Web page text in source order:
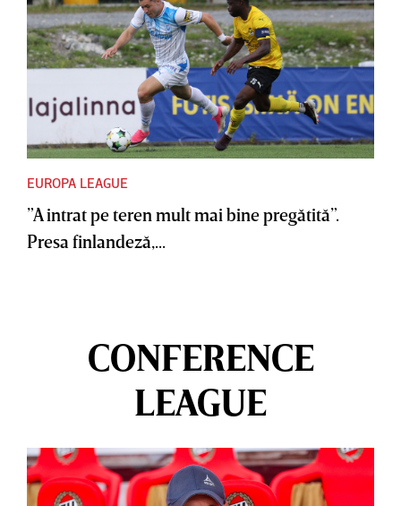
EUROPA LEAGUE
”A intrat pe teren mult mai bine pregătită”.
Presa finlandeză,...
CONFERENCE
LEAGUE